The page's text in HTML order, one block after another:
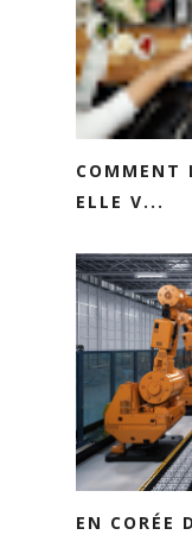
COMMENT
ELLE V...
EN CORÉE